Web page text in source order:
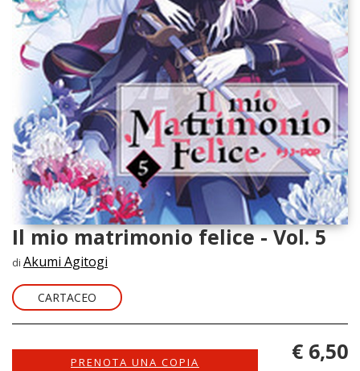
Il mio matrimonio felice - Vol. 5
di Akumi Agitogi
CARTACEO
PRENOTA UNA COPIA € 6,50